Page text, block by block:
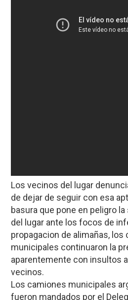
Los vecinos del lugar
de dejar de seguir con esa
basura que pone en peligro
del lugar ante los focos de
propagacion de alimañas, los
municipales continuaron la
aparentemente con insultos
vecinos.
Los camiones municipales
fueron mandados por el